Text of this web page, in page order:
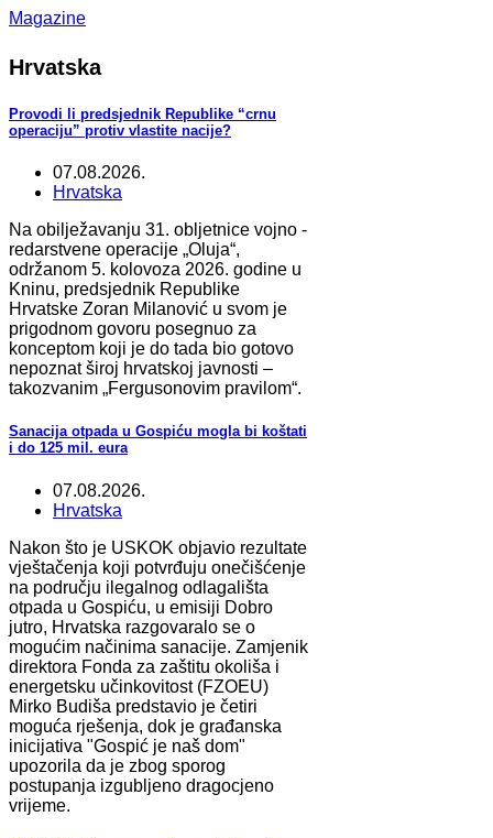
Magazine
Hrvatska
Provodi li predsjednik Republike “crnu
operaciju” protiv vlastite nacije?
07.08.2026.
Hrvatska
Na obilježavanju 31. obljetnice vojno -
redarstvene operacije „Oluja“,
održanom 5. kolovoza 2026. godine u
Kninu, predsjednik Republike
Hrvatske Zoran Milanović u svom je
prigodnom govoru posegnuo za
konceptom koji je do tada bio gotovo
nepoznat široj hrvatskoj javnosti –
takozvanim „Fergusonovim pravilom“.
Sanacija otpada u Gospiću mogla bi koštati
i do 125 mil. eura
07.08.2026.
Hrvatska
Nakon što je USKOK objavio rezultate
vještačenja koji potvrđuju onečišćenje
na području ilegalnog odlagališta
otpada u Gospiću, u emisiji Dobro
jutro, Hrvatska razgovaralo se o
mogućim načinima sanacije. Zamjenik
direktora Fonda za zaštitu okoliša i
energetsku učinkovitost (FZOEU)
Mirko Budiša predstavio je četiri
moguća rješenja, dok je građanska
inicijativa "Gospić je naš dom"
upozorila da je zbog sporog
postupanja izgubljeno dragocjeno
vrijeme.